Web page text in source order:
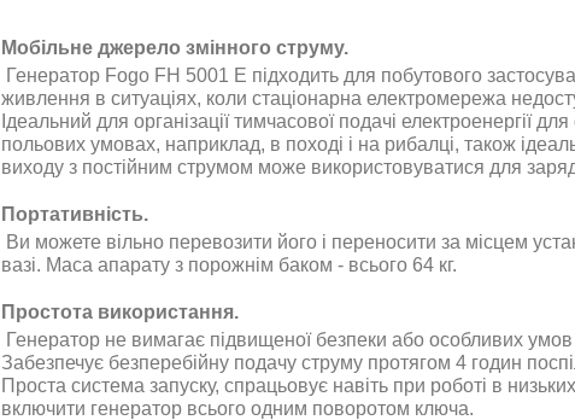
Мобільне джерело змінного струму.
Генератор Fogo FH 5001 E підходить для побутового
живлення в ситуаціях, коли стаціонарна електромережа
Ідеальний для організації тимчасової подачі електроенергії
польових умовах, наприклад, в поході і на рибалці, також
виходу з постійним струмом може використовуватися для
Портативність.
Ви можете вільно перевозити його і переносити за місцем
вазі. Маса апарату з порожнім баком - всього 64 кг.
Простота використання.
Генератор не вимагає підвищеної безпеки або особливих умов
Забезпечує безперебійну подачу струму протягом 4 годин
Проста система запуску, спрацьовує навіть при роботі в
включити генератор всього одним поворотом ключа.